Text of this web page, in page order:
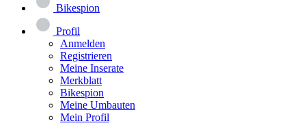
Bikespion
Profil
Anmelden
Registrieren
Meine Inserate
Merkblatt
Bikespion
Meine Umbauten
Mein Profil